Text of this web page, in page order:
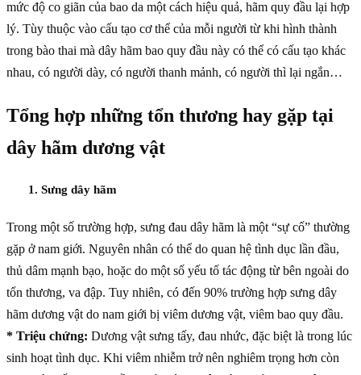
mức độ co giãn của bao da một cách hiệu quả, hãm quy đầu lại hợp
lý. Tùy thuộc vào cấu tạo cơ thể của mỗi người từ khi hình thành
trong bào thai mà dây hãm bao quy đầu này có thể có cấu tạo khác
nhau, có người dày, có người thanh mảnh, có người thì lại ngắn…
Tổng hợp những tổn thương hay gặp tại
dây hãm dương vật
1. Sưng dây hãm
Trong một số trường hợp, sưng đau dây hãm là một “sự cố” thường
gặp ở nam giới. Nguyên nhân có thể do quan hệ tình dục lần đầu,
thủ dâm mạnh bạo, hoặc do một số yếu tố tác động từ bên ngoài do
tổn thương, va đập. Tuy nhiên, có đến 90% trường hợp sưng dây
hãm dương vật do nam giới bị viêm dương vật, viêm bao quy đầu.
* Triệu chứng: Dương vật sưng tấy, đau nhức, đặc biệt là trong lúc
sinh hoạt tình dục. Khi viêm nhiễm trở nên nghiêm trọng hơn còn